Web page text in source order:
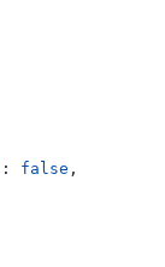
: false ,